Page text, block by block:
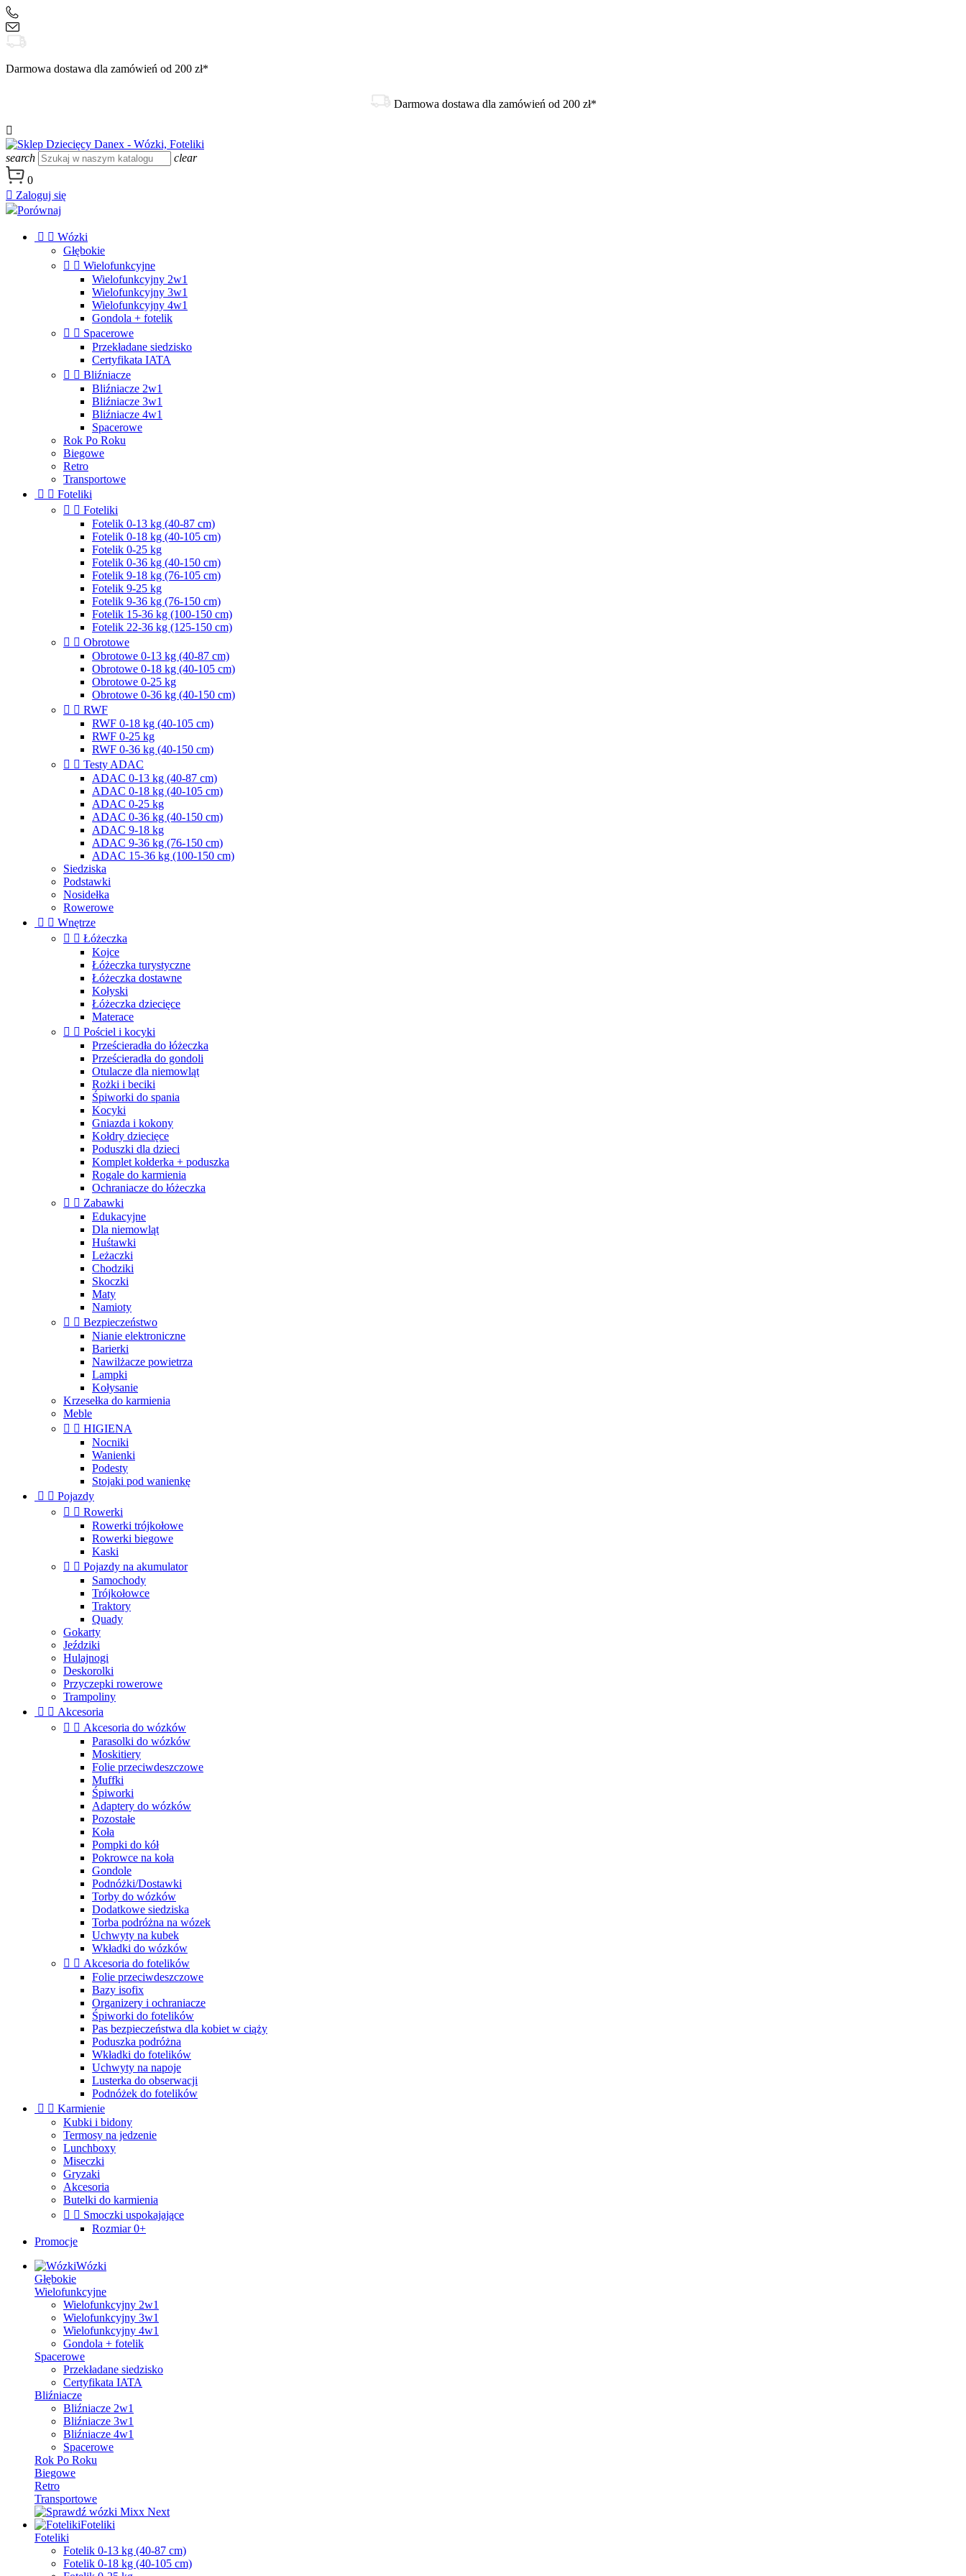
Darmowa dostawa dla zamówień od 200 zł*
Darmowa dostawa dla zamówień od 200 zł*

search
clear
0
 Zaloguj się
Porównaj
  Wózki
Głębokie
  Wielofunkcyjne
Wielofunkcyjny 2w1
Wielofunkcyjny 3w1
Wielofunkcyjny 4w1
Gondola + fotelik
  Spacerowe
Przekładane siedzisko
Certyfikata IATA
  Bliźniacze
Bliźniacze 2w1
Bliźniacze 3w1
Bliźniacze 4w1
Spacerowe
Rok Po Roku
Biegowe
Retro
Transportowe
  Foteliki
  Foteliki
Fotelik 0-13 kg (40-87 cm)
Fotelik 0-18 kg (40-105 cm)
Fotelik 0-25 kg
Fotelik 0-36 kg (40-150 cm)
Fotelik 9-18 kg (76-105 cm)
Fotelik 9-25 kg
Fotelik 9-36 kg (76-150 cm)
Fotelik 15-36 kg (100-150 cm)
Fotelik 22-36 kg (125-150 cm)
  Obrotowe
Obrotowe 0-13 kg (40-87 cm)
Obrotowe 0-18 kg (40-105 cm)
Obrotowe 0-25 kg
Obrotowe 0-36 kg (40-150 cm)
  RWF
RWF 0-18 kg (40-105 cm)
RWF 0-25 kg
RWF 0-36 kg (40-150 cm)
  Testy ADAC
ADAC 0-13 kg (40-87 cm)
ADAC 0-18 kg (40-105 cm)
ADAC 0-25 kg
ADAC 0-36 kg (40-150 cm)
ADAC 9-18 kg
ADAC 9-36 kg (76-150 cm)
ADAC 15-36 kg (100-150 cm)
Siedziska
Podstawki
Nosidełka
Rowerowe
  Wnętrze
  Łóżeczka
Kojce
Łóżeczka turystyczne
Łóżeczka dostawne
Kołyski
Łóżeczka dziecięce
Materace
  Pościel i kocyki
Prześcieradła do łóżeczka
Prześcieradła do gondoli
Otulacze dla niemowląt
Rożki i beciki
Śpiworki do spania
Kocyki
Gniazda i kokony
Kołdry dziecięce
Poduszki dla dzieci
Komplet kołderka + poduszka
Rogale do karmienia
Ochraniacze do łóżeczka
  Zabawki
Edukacyjne
Dla niemowląt
Huśtawki
Leżaczki
Chodziki
Skoczki
Maty
Namioty
  Bezpieczeństwo
Nianie elektroniczne
Barierki
Nawilżacze powietrza
Lampki
Kołysanie
Krzesełka do karmienia
Meble
  HIGIENA
Nocniki
Wanienki
Podesty
Stojaki pod wanienkę
  Pojazdy
  Rowerki
Rowerki trójkołowe
Rowerki biegowe
Kaski
  Pojazdy na akumulator
Samochody
Trójkołowce
Traktory
Quady
Gokarty
Jeździki
Hulajnogi
Deskorolki
Przyczepki rowerowe
Trampoliny
  Akcesoria
  Akcesoria do wózków
Parasolki do wózków
Moskitiery
Folie przeciwdeszczowe
Muffki
Śpiworki
Adaptery do wózków
Pozostałe
Koła
Pompki do kół
Pokrowce na koła
Gondole
Podnóżki/Dostawki
Torby do wózków
Dodatkowe siedziska
Torba podróżna na wózek
Uchwyty na kubek
Wkładki do wózków
  Akcesoria do fotelików
Folie przeciwdeszczowe
Bazy isofix
Organizery i ochraniacze
Śpiworki do fotelików
Pas bezpieczeństwa dla kobiet w ciąży
Poduszka podróżna
Wkładki do fotelików
Uchwyty na napoje
Lusterka do obserwacji
Podnóżek do fotelików
  Karmienie
Kubki i bidony
Termosy na jedzenie
Lunchboxy
Miseczki
Gryzaki
Akcesoria
Butelki do karmienia
  Smoczki uspokajające
Rozmiar 0+
Promocje
Wózki
Głębokie
Wielofunkcyjne
Wielofunkcyjny 2w1
Wielofunkcyjny 3w1
Wielofunkcyjny 4w1
Gondola + fotelik
Spacerowe
Przekładane siedzisko
Certyfikata IATA
Bliźniacze
Bliźniacze 2w1
Bliźniacze 3w1
Bliźniacze 4w1
Spacerowe
Rok Po Roku
Biegowe
Retro
Transportowe
Foteliki
Foteliki
Fotelik 0-13 kg (40-87 cm)
Fotelik 0-18 kg (40-105 cm)